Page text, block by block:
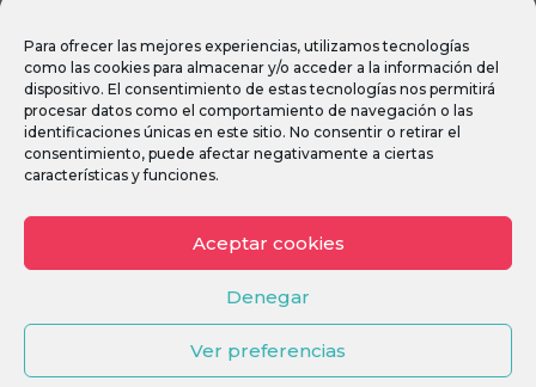
Para ofrecer las mejores experiencias, utilizamos tecnologías
como las cookies para almacenar y/o acceder a la información del
dispositivo. El consentimiento de estas tecnologías nos permitirá
procesar datos como el comportamiento de navegación o las
identificaciones únicas en este sitio. No consentir o retirar el
consentimiento, puede afectar negativamente a ciertas
características y funciones.
Aceptar cookies
Denegar
Ver preferencias
FAQ
Body-Mind Centering®, BMC® and
are registered service
marks of Bonnie Bainbridge Cohen, used with
permission.
© Movimiento Atlas 2026
Web Design:
Innobing